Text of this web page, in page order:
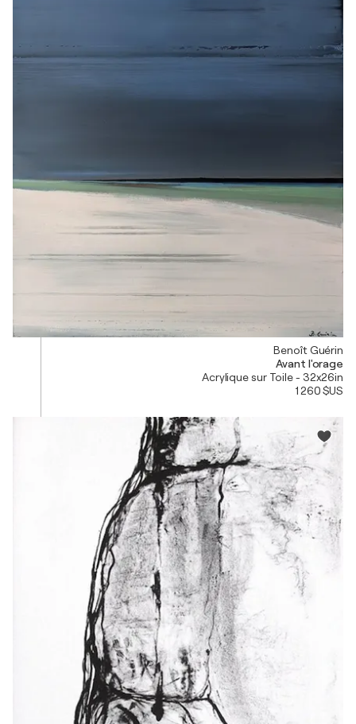
Benoît Guérin
Avant l'orage
Acrylique sur Toile - 32x26in
1 260 $US